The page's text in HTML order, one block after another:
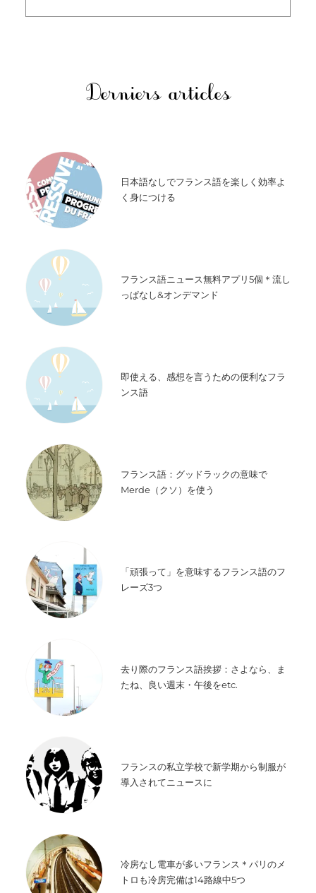
Derniers articles
日本語なしでフランス語を楽しく効率よ
く身につける
フランス語ニュース無料アプリ5個＊流し
っぱなし&オンデマンド
即使える、感想を言うための便利なフラ
ンス語
フランス語：グッドラックの意味で
Merde（クソ）を使う
「頑張って」を意味するフランス語のフ
レーズ3つ
去り際のフランス語挨拶：さよなら、ま
たね、良い週末・午後をetc.
フランスの私立学校で新学期から制服が
導入されてニュースに
冷房なし電車が多いフランス＊パリのメ
トロも冷房完備は14路線中5つ